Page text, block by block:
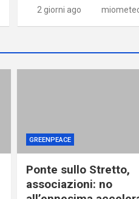
2 giorni ago
GREENPEACE
Ponte sullo Stretto,
associazioni: no